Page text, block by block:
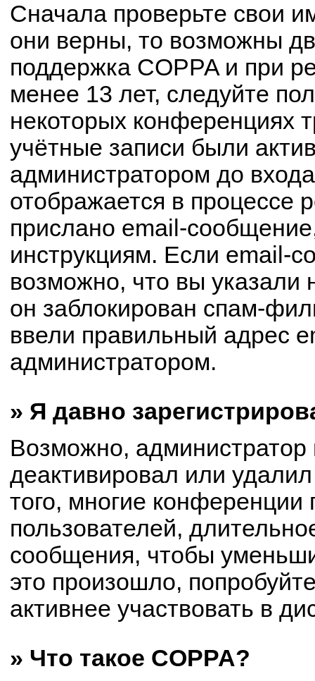
Сначала проверьте свои
они верны, то возможны
поддержка COPPA и при
менее 13 лет, следуйте
некоторых конференциях
учётные записи были
администратором до
отображается в процессе
прислано email-
инструкциям. Если email-
возможно, что вы
он заблокирован спам-
ввели правильный адрес
администратором.
» Я давно
Возможно, администратор
деактивировал или
того, многие конференции
пользователей,
сообщения, чтобы
это произошло,
активнее участвовать в
» Что такое COPPA?